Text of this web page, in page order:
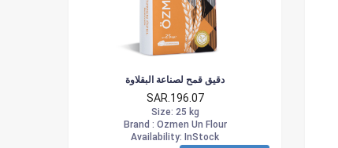
دقيق قمح لصناعة البقلاوة
SAR.196.07
Size: 25 kg
Brand : Ozmen Un Flour
Availability: InStock